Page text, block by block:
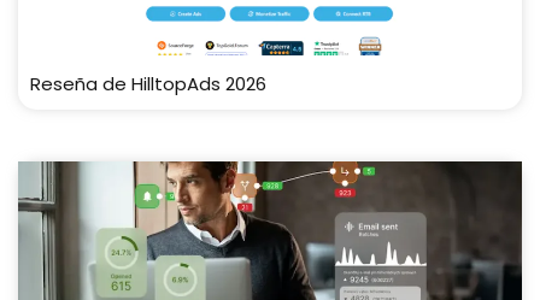
Reseña de HilltopAds 2026